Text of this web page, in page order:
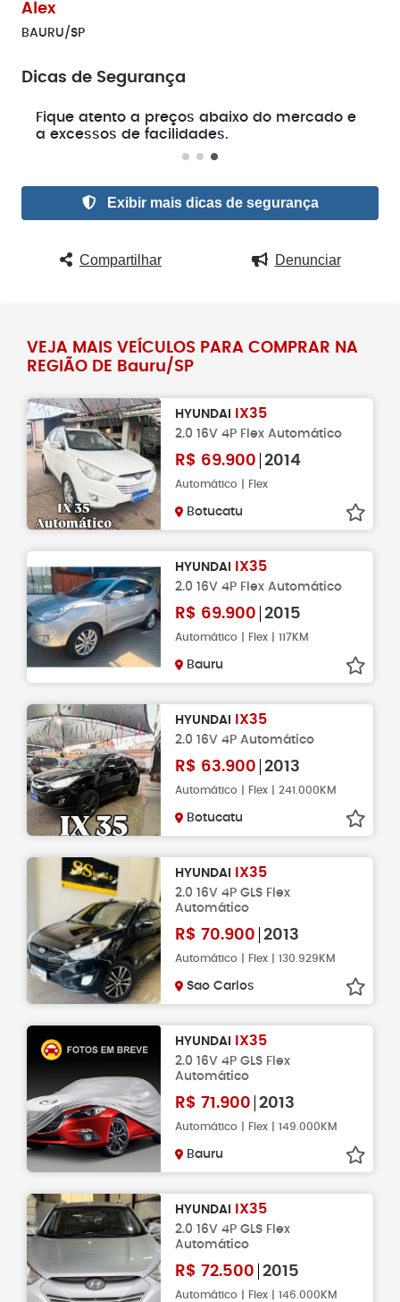
Alex
BAURU/SP
Dicas de Segurança
Fique atento a preços abaixo do mercado e
a excessos de facilidades.
Exibir mais dicas de segurança
Compartilhar Denunciar
VEJA MAIS VEÍCULOS PARA COMPRAR NA
REGIÃO DE Bauru/SP
HYUNDAI IX35
2.0 16V 4P Flex Automático
R$ 69.900 2014
Automático | Flex
Botucatu
HYUNDAI IX35
2.0 16V 4P Flex Automático
R$ 69.900 2015
Automático | Flex | 117KM
Bauru
HYUNDAI IX35
2.0 16V 4P Automático
R$ 63.900 2013
Automático | Flex | 241.000KM
Botucatu
HYUNDAI IX35
2.0 16V 4P GLS Flex
Automático
R$ 70.900 2013
Automático | Flex | 130.929KM
Sao Carlos
HYUNDAI IX35
2.0 16V 4P GLS Flex
Automático
R$ 71.900 2013
Automático | Flex | 149.000KM
Bauru
HYUNDAI IX35
2.0 16V 4P GLS Flex
Automático
R$ 72.500 2015
Automático | Flex | 146.000KM